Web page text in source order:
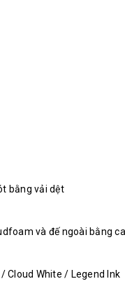
bằng vải dệt
và đế ngoài bằng
Cloud White / Legend Ink